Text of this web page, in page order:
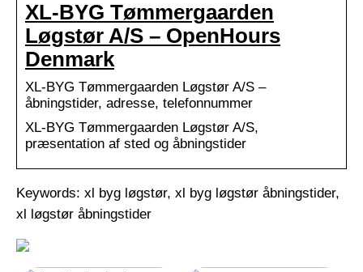
XL-BYG Tømmergaarden
Løgstør A/S – OpenHours
Denmark
XL-BYG Tømmergaarden Løgstør A/S –
åbningstider, adresse, telefonnummer
XL-BYG Tømmergaarden Løgstør A/S,
præsentation af sted og åbningstider
Keywords: xl byg løgstør, xl byg løgstør åbningstider,
xl løgstør åbningstider